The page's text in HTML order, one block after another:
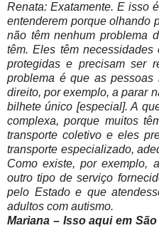
Renata: Exatamente. E isso
entenderem porque olhando
não têm nenhum problema
têm. Eles têm
protegidas e precisam ser
problema é que as
direito, por exemplo, a parar
bilhete único [especial]. A
complexa, porque muitos
transporte coletivo e eles
transporte especializado,
Como existe, por exemplo,
outro tipo de serviço
pelo Estado e que
adultos com autismo.
Mariana – Isso aqui em